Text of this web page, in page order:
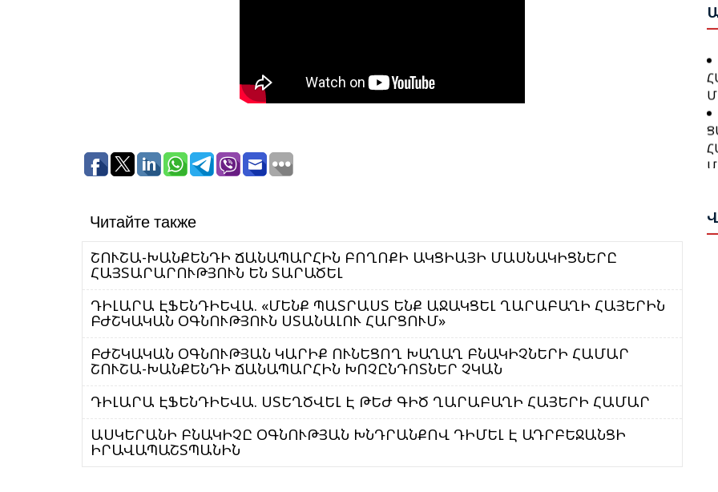
Читайте также
ՇՈՒՇԱ-ԽԱՆՔԵՆԴԻ ՃԱՆԱՊԱՐՀԻՆ ԲՈՂՈՔԻ ԱԿՑԻԱՅԻ ՄԱՍՆԱԿԻՑՆԵՐԸ
ՀԱՅՏԱՐԱՐՈՒԹՅՈՒՆ ԵՆ ՏԱՐԱԾԵԼ
ԴԻԼԱՐԱ ԷՖԵՆԴԻԵՎԱ. «ՄԵՆՔ ՊԱՏՐԱՍՏ ԵՆՔ ԱՋԱԿՑԵԼ ՂԱՐԱԲԱՂԻ ՀԱՅԵՐԻՆ
ԲԺՇԿԱԿԱՆ ՕԳՆՈՒԹՅՈՒՆ ՍՏԱՆԱԼՈՒ ՀԱՐՑՈՒՄ»
ԲԺՇԿԱԿԱՆ ՕԳՆՈՒԹՅԱՆ ԿԱՐԻՔ ՈՒՆԵՑՈՂ ԽԱՂԱՂ ԲՆԱԿԻՉՆԵՐԻ ՀԱՄԱՐ
ՇՈՒՇԱ-ԽԱՆՔԵՆԴԻ ՃԱՆԱՊԱՐՀԻՆ ԽՈՉԸՆԴՈՏՆԵՐ ՉԿԱՆ
ԴԻԼԱՐԱ ԷՖԵՆԴԻԵՎԱ. ՍՏԵՂԾՎԵԼ Է ԹԵԺ ԳԻԾ ՂԱՐԱԲԱՂԻ ՀԱՅԵՐԻ ՀԱՄԱՐ
ԱՍԿԵՐԱՆԻ ԲՆԱԿԻՉԸ ՕԳՆՈՒԹՅԱՆ ԽՆԴՐԱՆՔՈՎ ԴԻՄԵԼ Է ԱԴՐԲԵՋԱՆՑԻ
ԻՐԱՎԱՊԱՇՏՊԱՆԻՆ